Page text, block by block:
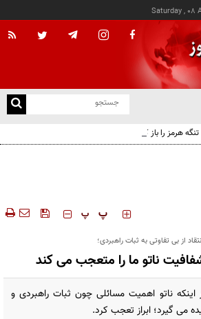
Saturday , 08
هرمز را باز کند
‍‍‍ پ پ
از بی تفاوتی به ثبات راهبردی؛
ناتو ما را متعجب می کند
اینکه ناتو اهمیت مسائلی چون ثبات راهبردی و
می گیرد؛ ابراز تعجب کرد.